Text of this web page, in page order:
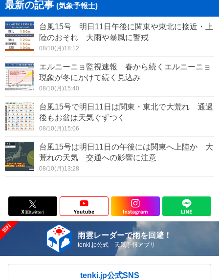
最新の記事 (気象予報士)
台風15号 明日11日午後に関東や東北に接近・上
陸のおそれ 大雨や暴風に警戒
08/10(月)18:12
エルニーニョ監視速報 春から続くエルニーニョ
現象が冬にかけて続く見込み
08/10(月)15:40
台風15号で明日11日は関東・東北で大荒れ 通過
後もお盆は天気ぐずつく
08/10(月)15:06
台風15号は明日11日の午後には関東へ上陸か 大
荒れの天気 交通への影響に注意
08/10(月)13:28
雨雲レーダーで雨を回避！
tenki.jp公式 天気予報アプリ
tenki.jp公式SNS